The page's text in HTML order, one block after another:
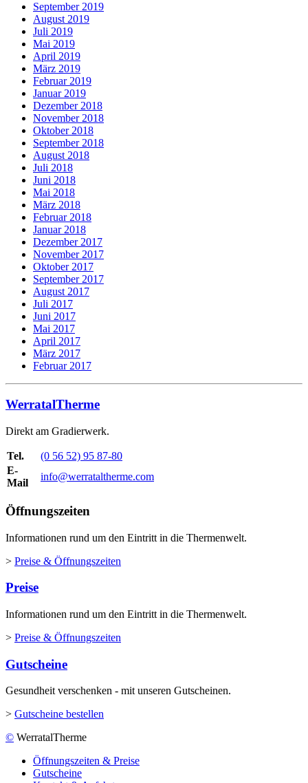
September 2019
August 2019
Juli 2019
Mai 2019
April 2019
März 2019
Februar 2019
Januar 2019
Dezember 2018
November 2018
Oktober 2018
September 2018
August 2018
Juli 2018
Juni 2018
Mai 2018
März 2018
Februar 2018
Januar 2018
Dezember 2017
November 2017
Oktober 2017
September 2017
August 2017
Juli 2017
Juni 2017
Mai 2017
April 2017
März 2017
Februar 2017
WerratalTherme
Direkt am Gradierwerk.
Tel.
(0 56 52) 95 87-80
E-
Mail
info@werrataltherme.com
Öffnungszeiten
Informationen rund um den Eintritt in die Thermenwelt.
> Preise & Öffnungszeiten
Preise
Informationen rund um den Eintritt in die Thermenwelt.
> Preise & Öffnungszeiten
Gutscheine
Gesundheit verschenken - mit unseren Gutscheinen.
> Gutscheine bestellen
© WerratalTherme
Öffnungszeiten & Preise
Gutscheine